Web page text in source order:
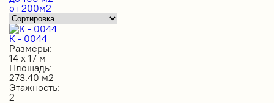
от 200м2
К - 0044
Размеры:
14 х 17 м
Площадь:
273.40 м2
Этажность:
2